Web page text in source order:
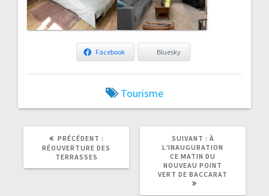
Facebook Bluesky
Tourisme
PRÉCÉDENT :
ARTICLE
PRÉCÉDENT
RÉOUVERTURE DES
TERRASSES
SUIVANT :
ARTICLE
À
L’INAUGURATION
CE MATIN DU
NOUVEAU POINT
VERT DE BACCARAT